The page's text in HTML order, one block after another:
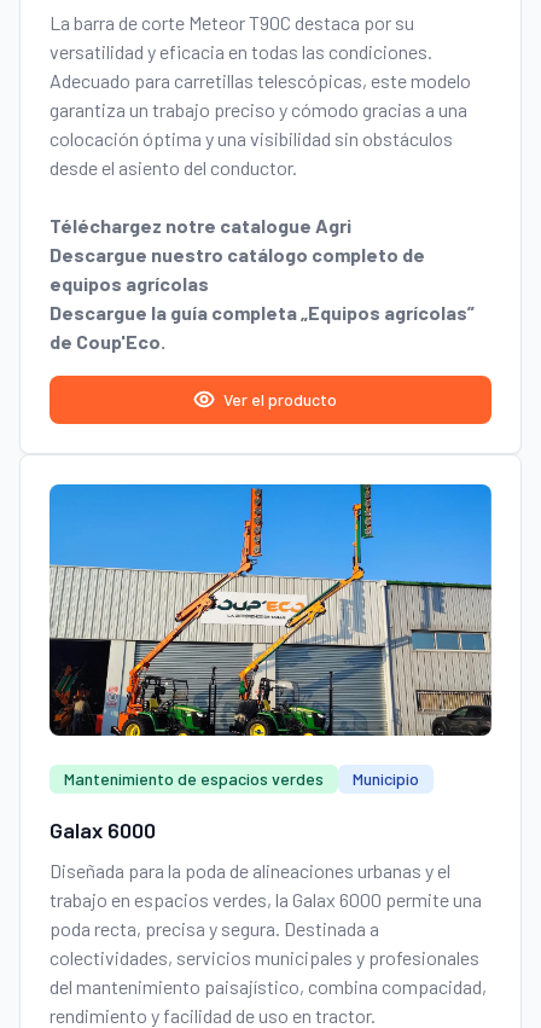
La barra de corte Meteor T90C destaca por su
versatilidad y eficacia en todas las condiciones.
Adecuado para carretillas telescópicas, este modelo
garantiza un trabajo preciso y cómodo gracias a una
colocación óptima y una visibilidad sin obstáculos
desde el asiento del conductor.
Téléchargez notre catalogue Agri
Descargue nuestro catálogo completo de
equipos agrícolas
Descargue la guía completa „Equipos agrícolas”
de Coup'Eco.
Ver el producto
Mantenimiento de espacios verdes Municipio
Galax 6000
Diseñada para la poda de alineaciones urbanas y el
trabajo en espacios verdes, la Galax 6000 permite una
poda recta, precisa y segura. Destinada a
colectividades, servicios municipales y profesionales
del mantenimiento paisajístico, combina compacidad,
rendimiento y facilidad de uso en tractor.